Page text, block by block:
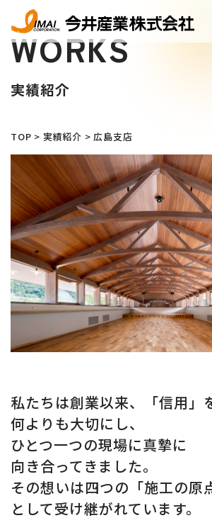
WORKS
実績紹介
TOP > 実績紹介 >広島支店
私たちは創業以来、「信用」
何よりも大切にし、
ひとつ一つの現場に真摯に
向き合ってきました。
その想いは四つの「施工の原
として受け継がれています。